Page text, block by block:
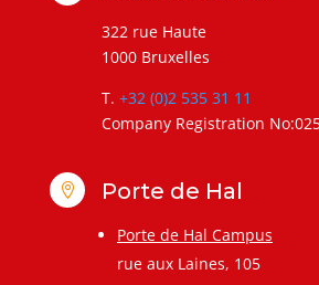
322 rue Haute
1000 Bruxelles
T. +32 (0)2 535 31 11
Company Registration
 Porte de Hal
Porte de Hal Campus
rue aux Laines, 105